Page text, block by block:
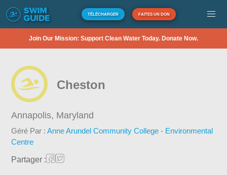
TÉLÉCHARGER FAITES UN DON
Join Our Mission: Support Clean Water Today. Donate Now.
Cheston
Annapolis, Maryland
Géré Par :Anne Arundel Community College - Environmental
Centre
Partager :